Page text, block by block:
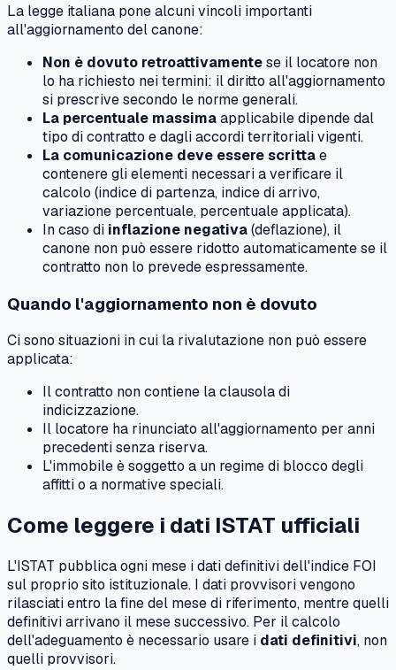
La legge italiana pone alcuni vincoli importanti
all'aggiornamento del canone:
Non è dovuto retroattivamentese il locatore non
lo ha richiesto nei termini: il diritto all'aggiornamento
si prescrive secondo le norme generali.
La percentuale massimaapplicabile dipende dal
tipo di contratto e dagli accordi territoriali vigenti.
La comunicazione deve essere scrittae
contenere gli elementi necessari a verificare il
calcolo (indice di partenza, indice di arrivo,
variazione percentuale, percentuale applicata).
In caso di inflazione negativa(deflazione), il
canone non può essere ridotto automaticamente se il
contratto non lo prevede espressamente.
Quando l'aggiornamento non è dovuto
Ci sono situazioni in cui la rivalutazione non può essere
applicata:
Il contratto non contiene la clausola di
indicizzazione.
Il locatore ha rinunciato all'aggiornamento per anni
precedenti senza riserva.
L'immobile è soggetto a un regime di blocco degli
affitti o a normative speciali.
Come leggere i dati ISTAT ufficiali
L'ISTAT pubblica ogni mese i dati definitivi dell'indice FOI
sul proprio sito istituzionale. I dati provvisori vengono
rilasciati entro la fine del mese di riferimento, mentre quelli
definitivi arrivano il mese successivo. Per il calcolo
dell'adeguamento è necessario usare i dati definitivi, non
quelli provvisori.